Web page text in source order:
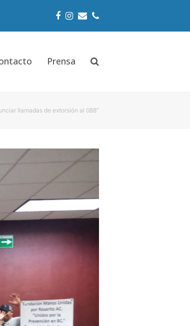
Facebook
Instagram
EmailPhone
Prensa
llamadas de extorsión al 088”